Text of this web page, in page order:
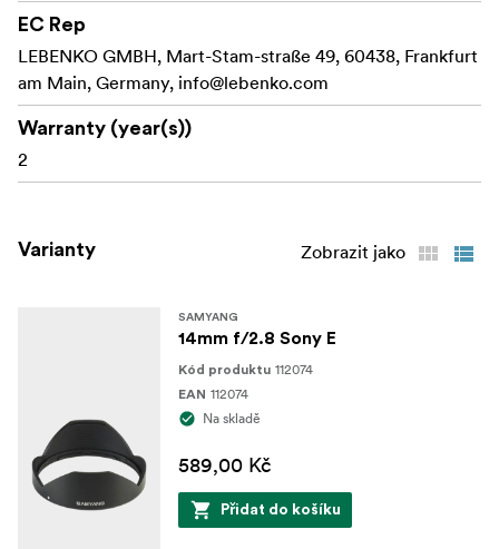
EC Rep
LEBENKO GMBH, Mart-Stam-straße 49, 60438, Frankfurt
am Main, Germany, info@lebenko.com
Warranty (year(s))
2
Varianty Zobrazit jako
SAMYANG
14mm f/2.8 Sony E
Kód produktu 112074
EAN 112074
Na skladě
589,00 Kč
Přidat do košíku